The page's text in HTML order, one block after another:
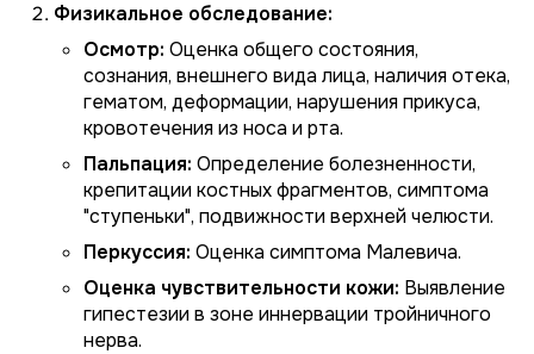
Физикальное обследование:
Осмотр: Оценка общего состояния,
сознания, внешнего вида лица, наличия отека,
гематом, деформации, нарушения прикуса,
кровотечения из носа и рта.
Пальпация: Определение болезненности,
крепитации костных фрагментов, симптома
"ступеньки", подвижности верхней челюсти.
Перкуссия: Оценка симптома Малевича.
Оценка чувствительности кожи: Выявление
гипестезии в зоне иннервации тройничного
нерва.